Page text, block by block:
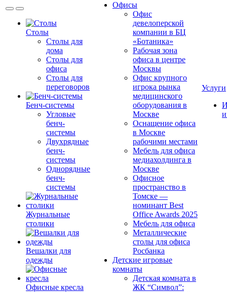
Столы
Столы для
дома
Столы для
офиса
Столы для
переговоров
Бенч-системы
Угловые
бенч-
системы
Двухрядные
бенч-
системы
Однорядные
бенч-
системы
Журнальные
столики
Вешалки для
одежды
Офисные кресла
Офисы
Офис
девелоперской
компании в БЦ
«Ботаника»
Рабочая зона
офиса в центре
Москвы
Офис крупного
игрока рынка
медицинского
оборудования в
Москве
Оснащение офиса
в Москве
рабочими местами
Мебель для офиса
медиахолдинга в
Москве
Офисное
пространство в
Томске —
номинант Best
Office Awards 2025
Мебель для офиса
Металлические
столы для офиса
Росбанка
Детские игровые
комнаты
Детская комната в
ЖК “Символ”:
Услуги